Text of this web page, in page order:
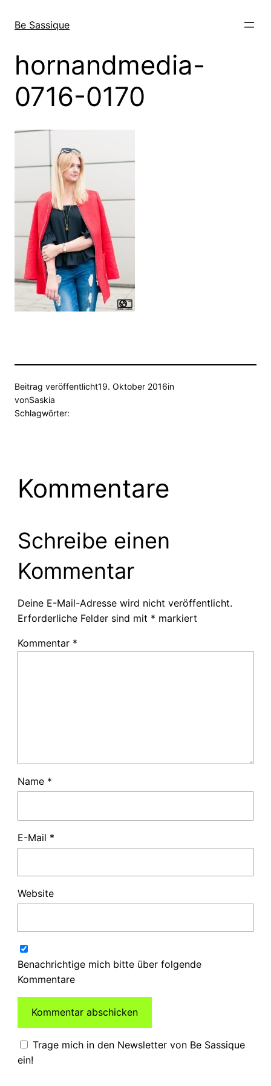
zum
wechseln
Be Sassique
hornandmedia-
0716-0170
Beitrag veröffentlicht19. Oktober 2016in
vonSaskia
Schlagwörter:
Kommentare
Schreibe einen
Kommentar
Deine E-Mail-Adresse wird nicht veröffentlicht.
Erforderliche Felder sind mit * markiert
Kommentar *
Name *
E-Mail *
Website
Benachrichtige mich bitte über folgende
Kommentare
Trage mich in den Newsletter von Be Sassique
ein!